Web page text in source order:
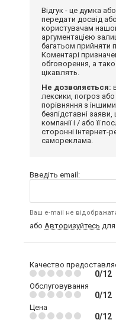
Відгук - це думка
передати досвід
користувачам
аргументацією
багатьом прийняти
Коментарі
обговорення, а
цікавлять.
Не дозволяється:
лексики, погроз
порівняння з
безпідставні
компанії і / або її
сторонні інтернет-
самореклама.
Введіть email:
Ваш e-mail не
або Авторизуйтесь для
Качество
0/12
Обслуговування
0/12
Цена
0/12